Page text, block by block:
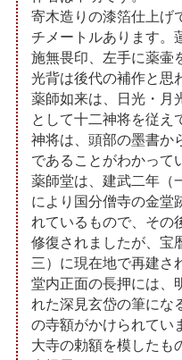
寄木造りの漆箔仕上げ
チメートルあります。
施無畏印、左手に薬壷
光背は後代の補作と思
薬師如来は、日光・月
として十二神将を従え
神将は、頭部の墨書か
であることがわかって
薬師堂は、建武二年（
により国分僧寺の金堂
れているもので、その
修復されましたが、宝
三）に現在地で再建さ
堂内正面の長押には、
れた深見玄岱の筆にな
の寺額がかけられてい
大寺の勅額を模したも